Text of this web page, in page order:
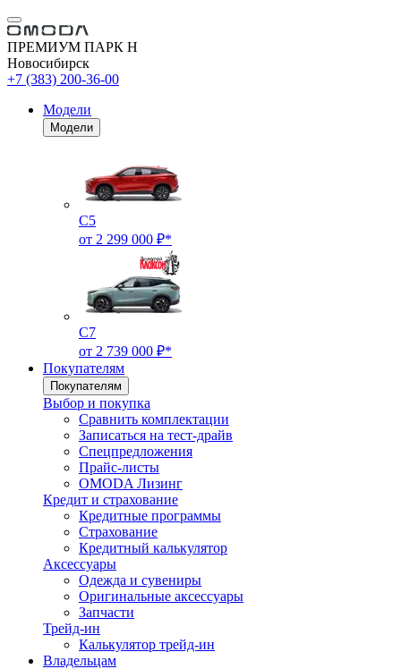
ПРЕМИУМ ПАРК Н
Новосибирск
+7 (383) 200-36-00
Модели
Модели
C5
от 2 299 000 ₽*
C7
от 2 739 000 ₽*
Покупателям
Покупателям
Выбор и покупка
Сравнить комплектации
Записаться на тест-драйв
Cпецпредложения
Прайс-листы
OMODA Лизинг
Кредит и страхование
Кредитные программы
Страхование
Кредитный калькулятор
Аксессуары
Одежда и сувениры
Оригинальные аксессуары
Запчасти
Трейд-ин
Калькулятор трейд-ин
Владельцам